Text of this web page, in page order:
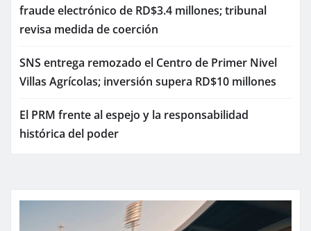
fraude electrónico de RD$3.4 millones; tribunal
revisa medida de coerción
SNS entrega remozado el Centro de Primer Nivel
Villas Agrícolas; inversión supera RD$10 millones
El PRM frente al espejo y la responsabilidad
histórica del poder